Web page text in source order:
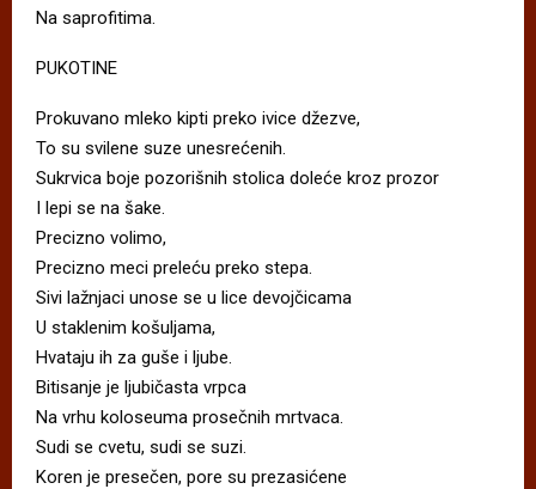
Na saprofitima.
PUKOTINE
Prokuvano mleko kipti preko ivice džezve,
To su svilene suze unesrećenih.
Sukrvica boje pozorišnih stolica doleće kroz prozor
I lepi se na šake.
Precizno volimo,
Precizno meci preleću preko stepa.
Sivi lažnjaci unose se u lice devojčicama
U staklenim košuljama,
Hvataju ih za guše i ljube.
Bitisanje je ljubičasta vrpca
Na vrhu koloseuma prosečnih mrtvaca.
Sudi se cvetu, sudi se suzi.
Koren je presečen, pore su prezasićene